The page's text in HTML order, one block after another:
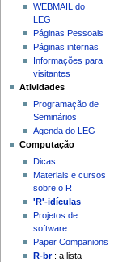
WEBMAIL do
LEG
Páginas Pessoais
Páginas internas
Informações para
visitantes
Atividades
Programação de
Seminários
Agenda do LEG
Computação
Dicas
Materiais e cursos
sobre o R
'R'-idículas
Projetos de
software
Paper Companions
R-br: a lista